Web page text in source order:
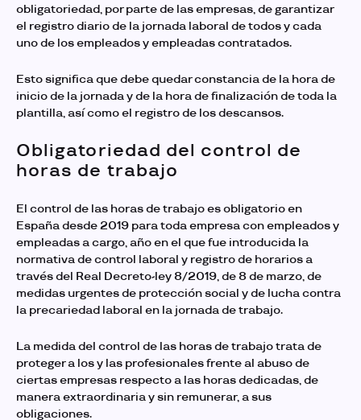
obligatoriedad, por parte de las empresas, de garantizar
el registro diario de la jornada laboral de todos y cada
uno de los empleados y empleadas contratados.
Esto significa que debe quedar constancia de la hora de
inicio de la jornada y de la hora de finalización de toda la
plantilla, así como el registro de los descansos.
Obligatoriedad del control de
horas de trabajo
El control de las horas de trabajoes obligatorio en
España desde 2019 para toda empresa con empleados y
empleadas a cargo, año en el que fue introducida la
normativa de control laboral y registro de horarios a
través del Real Decreto-ley 8/2019, de 8 de marzo, de
medidas urgentes de protección social y de lucha contra
la precariedad laboral en la jornada de trabajo.
La medida del control de las horas de trabajotrata de
proteger a los y las profesionales frente al abuso de
ciertas empresas respecto a las horas dedicadas, de
manera extraordinaria y sin remunerar, a sus
obligaciones.